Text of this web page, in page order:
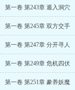
第一卷 第243章 遁入洞穴
第一卷 第245章 双方交手
第一卷 第247章 分开寻人
第一卷 第249章 危机四伏
第一卷 第251章 豢养妖魔